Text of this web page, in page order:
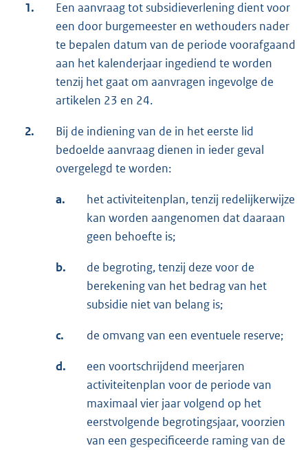
1.
Een aanvraag tot subsidieverlening dient voor
een door burgemeester en wethouders nader
te bepalen datum van de periode voorafgaand
aan het kalenderjaar ingediend te worden
tenzij het gaat om aanvragen ingevolge de
artikelen 23 en 24.
2.
Bij de indiening van de in het eerste lid
bedoelde aanvraag dienen in ieder geval
overgelegd te worden:
a.
het activiteitenplan, tenzij redelijkerwijze
kan worden aangenomen dat daaraan
geen behoefte is;
b.
de begroting, tenzij deze voor de
berekening van het bedrag van het
subsidie niet van belang is;
c. de omvang van een eventuele reserve;
d.
een voortschrijdend meerjaren
activiteitenplan voor de periode van
maximaal vier jaar volgend op het
eerstvolgende begrotingsjaar, voorzien
van een gespecificeerde raming van de